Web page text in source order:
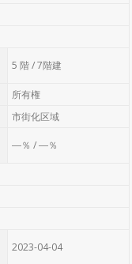
5 階 / 7階建
所有権
市街化区域
―％ / ―％
2023-04-04